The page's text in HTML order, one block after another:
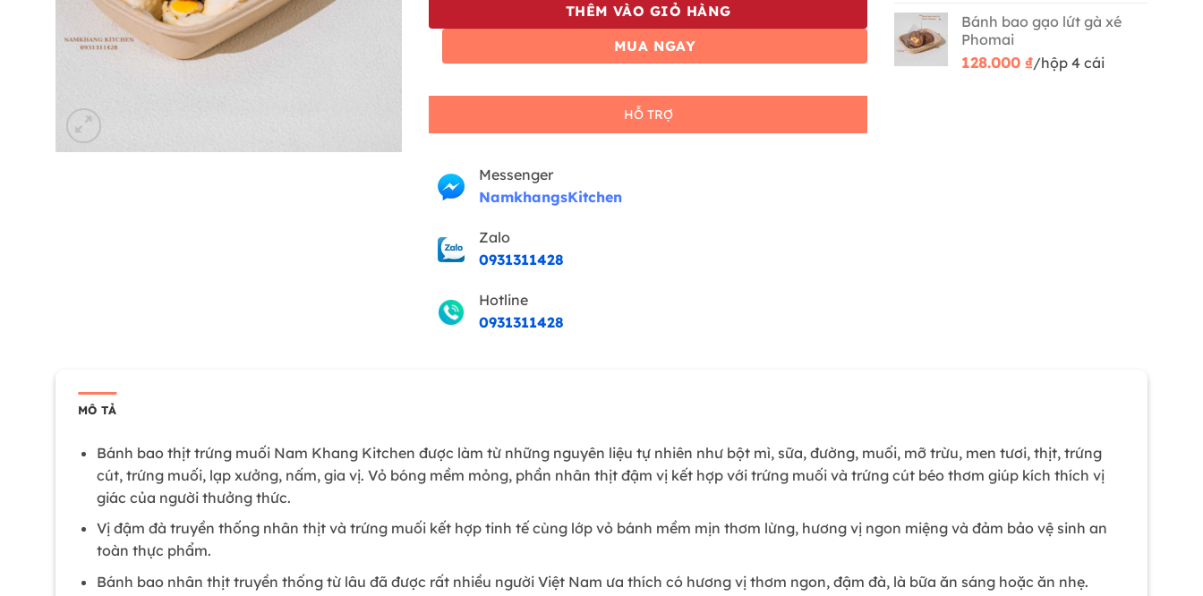
THÊM VÀO GIỎ HÀNG
MUA NGAY
HỖ TRỢ
Messenger
NamkhangsKitchen
Zalo
0931311428
Hotline
0931311428
Bánh bao gạo lứt gà xé
Phomai
128.000₫/hộp 4 cái
MÔ TẢ
Bánh bao thịt trứng muối Nam Khang Kitchen được làm từ những nguyên liệu tự nhiên như bột mì, sữa, đường, muối, mỡ trừu, men tươi, thịt, trứng
cút, trứng muối, lạp xưởng, nấm, gia vị. Vỏ bóng mềm mỏng, phần nhân thịt đậm vị kết hợp với trứng muối và trứng cút béo thơm giúp kích thích vị
giác của người thưởng thức.
Vị đậm đà truyền thống nhân thịt và trứng muối kết hợp tinh tế cùng lớp vỏ bánh mềm mịn thơm lừng, hương vị ngon miệng và đảm bảo vệ sinh an
toàn thực phẩm.
Bánh bao nhân thịt truyền thống từ lâu đã được rất nhiều người Việt Nam ưa thích có hương vị thơm ngon, đậm đà, là bữa ăn sáng hoặc ăn nhẹ.